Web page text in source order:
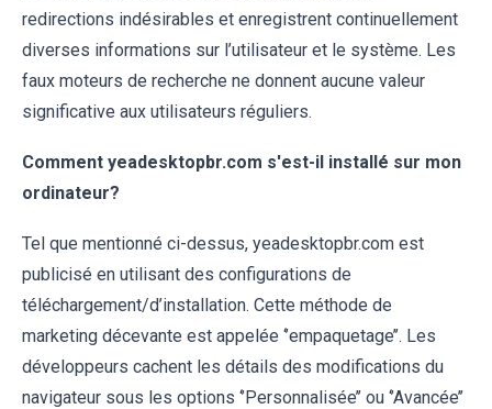
redirections indésirables et enregistrent continuellement
diverses informations sur l’utilisateur et le système. Les
faux moteurs de recherche ne donnent aucune valeur
significative aux utilisateurs réguliers.
Comment yeadesktopbr.com s'est-il installé sur mon
ordinateur?
Tel que mentionné ci-dessus, yeadesktopbr.com est
publicisé en utilisant des configurations de
téléchargement/d’installation. Cette méthode de
marketing décevante est appelée ‘’empaquetage’’. Les
développeurs cachent les détails des modifications du
navigateur sous les options ‘’Personnalisée’’ ou ‘’Avancée’’